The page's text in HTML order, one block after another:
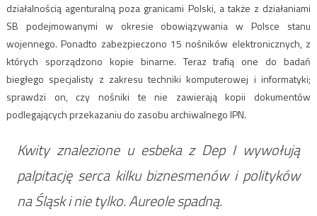
działalnością agenturalną poza granicami Polski, a także z działaniami
SB podejmowanymi w okresie obowiązywania w Polsce stanu
wojennego. Ponadto zabezpieczono 15 nośników elektronicznych, z
których sporządzono kopie binarne. Teraz trafią one do badań
biegłego specjalisty z zakresu techniki komputerowej i informatyki;
sprawdzi on, czy nośniki te nie zawierają kopii dokumentów
podlegających przekazaniu do zasobu archiwalnego IPN.
Kwity znalezione u esbeka z Dep I wywołują
palpitację serca kilku biznesmenów i polityków
na Śląsk i nie tylko. Aureole spadną.